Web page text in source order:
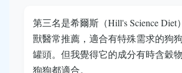
第三名是希爾斯（Hill's Science Diet
獸醫常推薦，適合有特殊需求的狗
罐頭。但我覺得它的成分有時含穀
狗狗都適合。